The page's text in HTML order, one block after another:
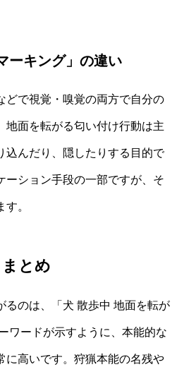
ーキング」の違い
どで視覚・嗅覚の両方で自分の
地面を転がる匂い付け行動は主
込んだり、隠したりする目的で
ーション手段の一部ですが、そ
。
まとめ
るのは、「犬 散歩中 地面を転が
ワードが示すように、本能的な
に高いです。狩猟本能の名残や